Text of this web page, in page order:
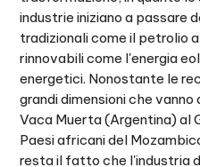
industrie iniziano a passare
tradizionali come il petrolio
rinnovabili come l'energia
energetici. Nonostante le
grandi dimensioni che
Vaca Muerta (Argentina) al
Paesi africani del
resta il fatto che l'industria